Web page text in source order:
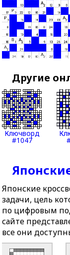
Другие
Ключворд
#1047
Японские
задачи, цель
по цифровым
сайте
все они